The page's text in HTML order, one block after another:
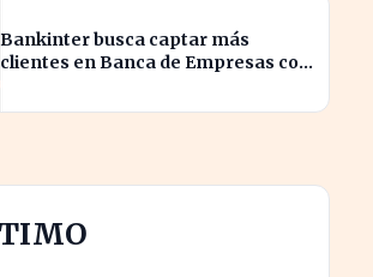
Bankinter busca captar más
clientes en Banca de Empresas con